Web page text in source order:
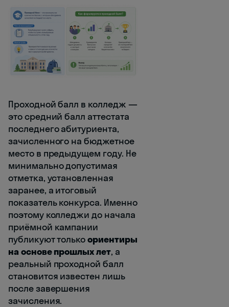
Проходной балл в колледж —
это средний балл аттестата
последнего абитуриента,
зачисленного на бюджетное
место в предыдущем году. Не
минимально допустимая
отметка, установленная
заранее, а итоговый
показатель конкурса. Именно
поэтому колледжи до начала
приёмной кампании
публикуют толькоориентиры
на основе прошлых лет, а
реальный проходной балл
становится известен лишь
после завершения
зачисления.